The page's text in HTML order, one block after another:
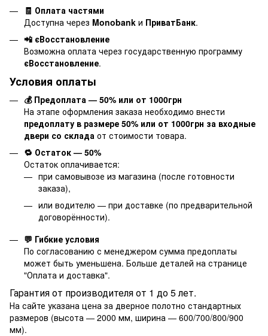
🧾 Оплата частями
Доступна через Monobank и ПриватБанк.
📲 єВосстановление
Возможна оплата через государственную программу
єВосстановление.
Условия оплаты
💰 Предоплата — 50% или от 1000грн
На этапе оформления заказа необходимо внести
предоплату в размере 50% или от 1000грн за входные
двери со склада от стоимости товара.
🔁 Остаток — 50%
Остаток оплачивается:
при самовывозе из магазина (после готовности
заказа),
или водителю — при доставке (по предварительной
договорённости).
💬 Гибкие условия
По согласованию с менеджером сумма предоплаты
может быть уменьшена. Больше деталей на странице
"Оплата и доставка".
Гарантия от производителя от 1 до 5 лет.
На сайте указана цена за дверное полотно стандартных
размеров (высота — 2000 мм, ширина — 600/700/800/900
мм).